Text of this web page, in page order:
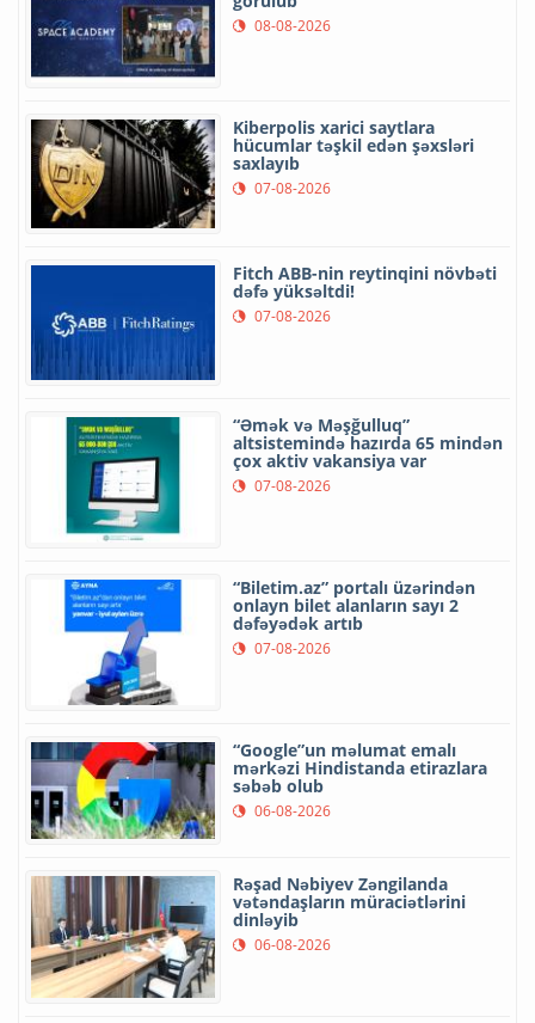
08-08-2026
Kiberpolis xarici saytlara
hücumlar təşkil edən şəxsləri
saxlayıb
07-08-2026
Fitch ABB-nin reytinqini növbəti
dəfə yüksəltdi!
07-08-2026
“Əmək və Məşğulluq”
altsistemində hazırda 65 mindən
çox aktiv vakansiya var
07-08-2026
“Biletim.az” portalı üzərindən
onlayn bilet alanların sayı 2
dəfəyədək artıb
07-08-2026
“Google”un məlumat emalı
mərkəzi Hindistanda etirazlara
səbəb olub
06-08-2026
Rəşad Nəbiyev Zəngilanda
vətəndaşların müraciətlərini
dinləyib
06-08-2026